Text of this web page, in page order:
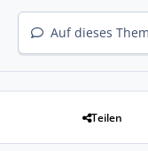
Auf dieses
Teilen